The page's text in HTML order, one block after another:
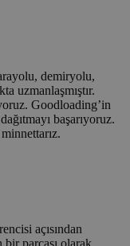
demiryolu,
uzmanlaşmıştır.
Goodloading’in
başarıyoruz.
açısından